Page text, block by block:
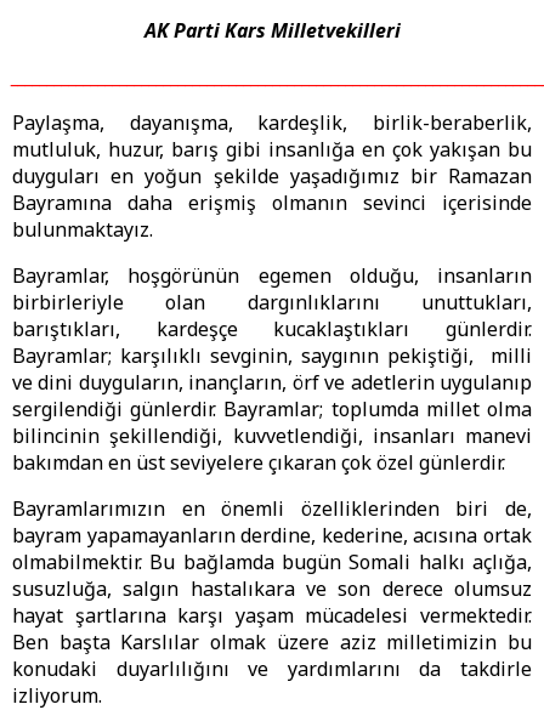
AK Parti Kars Milletvekilleri
Paylaşma, dayanışma, kardeşlik, birlik-beraberlik,
mutluluk, huzur, barış gibi insanlığa en çok yakışan bu
duyguları en yoğun şekilde yaşadığımız bir Ramazan
Bayramına daha erişmiş olmanın sevinci içerisinde
bulunmaktayız.
Bayramlar, hoşgörünün egemen olduğu, insanların
birbirleriyle olan dargınlıklarını unuttukları,
barıştıkları, kardeşçe kucaklaştıkları günlerdir.
Bayramlar; karşılıklı sevginin, saygının pekiştiği, milli
ve dini duyguların, inançların, örf ve adetlerin uygulanıp
sergilendiği günlerdir. Bayramlar; toplumda millet olma
bilincinin şekillendiği, kuvvetlendiği, insanları manevi
bakımdan en üst seviyelere çıkaran çok özel günlerdir.
Bayramlarımızın en önemli özelliklerinden biri de,
bayram yapamayanların derdine, kederine, acısına ortak
olmabilmektir. Bu bağlamda bugün Somali halkı açlığa,
susuzluğa, salgın hastalıkara ve son derece olumsuz
hayat şartlarına karşı yaşam mücadelesi vermektedir.
Ben başta Karslılar olmak üzere aziz milletimizin bu
konudaki duyarlılığını ve yardımlarını da takdirle
izliyorum.